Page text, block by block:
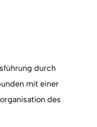
durch
mit einer
des